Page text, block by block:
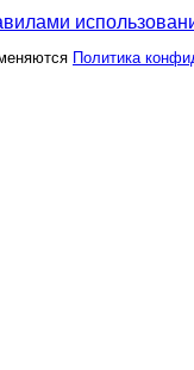
Политика